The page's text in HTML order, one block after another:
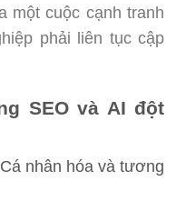
một cuộc cạnh tranh
phải liên tục cập
SEO và AI đột
nhân hóa và tương